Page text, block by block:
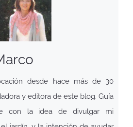
desde hace más de 30
y editora de este blog. Guía
con la idea de divulgar mi